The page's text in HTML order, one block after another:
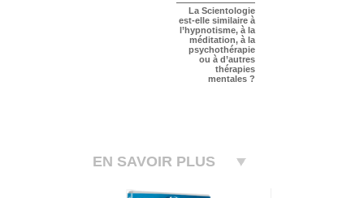
La Scientologie
est-elle similaire à
l’hypnotisme, à la
méditation, à la
psychothérapie
ou à d’autres
thérapies
mentales ?
EN SAVOIR PLUS